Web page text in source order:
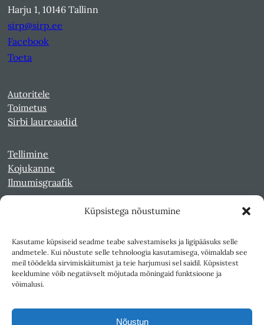
Küpsistega nõustumine
Kasutame küpsiseid seadme teabe salvestamiseks ja ligipääsuks selle
andmetele. Kui nõustute selle tehnoloogia kasutamisega, võimaldab see
meil töödelda sirvimiskäitumist ja teie harjumusi sel saidil. Küpsistest
keeldumine võib negatiivselt mõjutada mõningaid funktsioone ja
võimalusi.
Nõustun
Harju 1, 10146 Tallinn
sirp@sirp.ee
Facebook
Toeta
Autoritele
Toimetus
Sirbi laureaadid
Tellimine
Kojukanne
Ilmumisgraafik
Kultuurileht 1994-1997
Reede 1989-1990
Sirp ja Vasar 1940-1989